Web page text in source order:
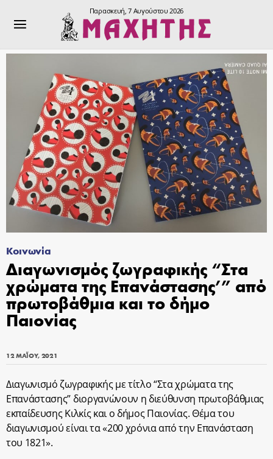
Παρασκευή, 7 Αυγούστου 2026
Κοινωνία
Διαγωνισμός ζωγραφικής “Στα
χρώματα της Επανάστασης’” από
πρωτοβάθμια και το δήμο
Παιονίας
12 ΜΑΪ́ΟΥ, 2021
Διαγωνισμό ζωγραφικής με τίτλο “Στα χρώματα της
Επανάστασης” διοργανώνουν η διεύθυνση πρωτοβάθμιας
εκπαίδευσης Κιλκίς και ο δήμος Παιονίας. Θέμα του
διαγωνισμού είναι τα «200 χρόνια από την Επανάσταση
του 1821».